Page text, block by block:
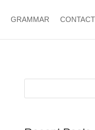
GRAMMAR CONTACT